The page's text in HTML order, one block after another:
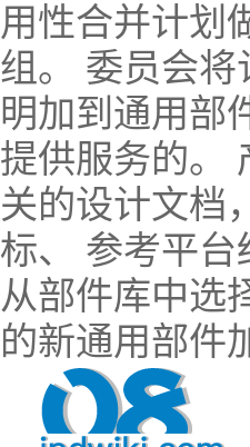
用性合并计划
组。 委员会
明加到通用部
提供服务的。
关的设计文档
标、 参考平
从部件库中选
的新通用部件